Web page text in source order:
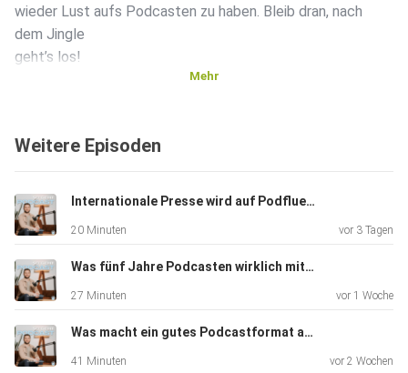
wieder Lust aufs Podcasten zu haben. Bleib dran, nach
dem Jingle
geht’s los!
Bewegung an der frischen Luft ist oft der schnellste
Motivations-Booster.
Kläre mentale Blockaden, indem du deine Gedanken
Ein gut geplanter Workflow reduziert Stress und
Mehr
Weitere Episoden
Internationale Presse wird auf Podfluencer Festival aufmerksam (Ep. 261)
20 Minuten vor 3 Tagen
Was fünf Jahre Podcasten wirklich mit dir machen (Ep. 260)
27 Minuten vor 1 Woche
Was macht ein gutes Podcastformat aus? Mit Produzentin Stefanie Gregor (Ep. 259)
41 Minuten vor 2 Wochen